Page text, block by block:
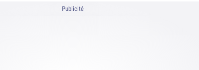
Publicité